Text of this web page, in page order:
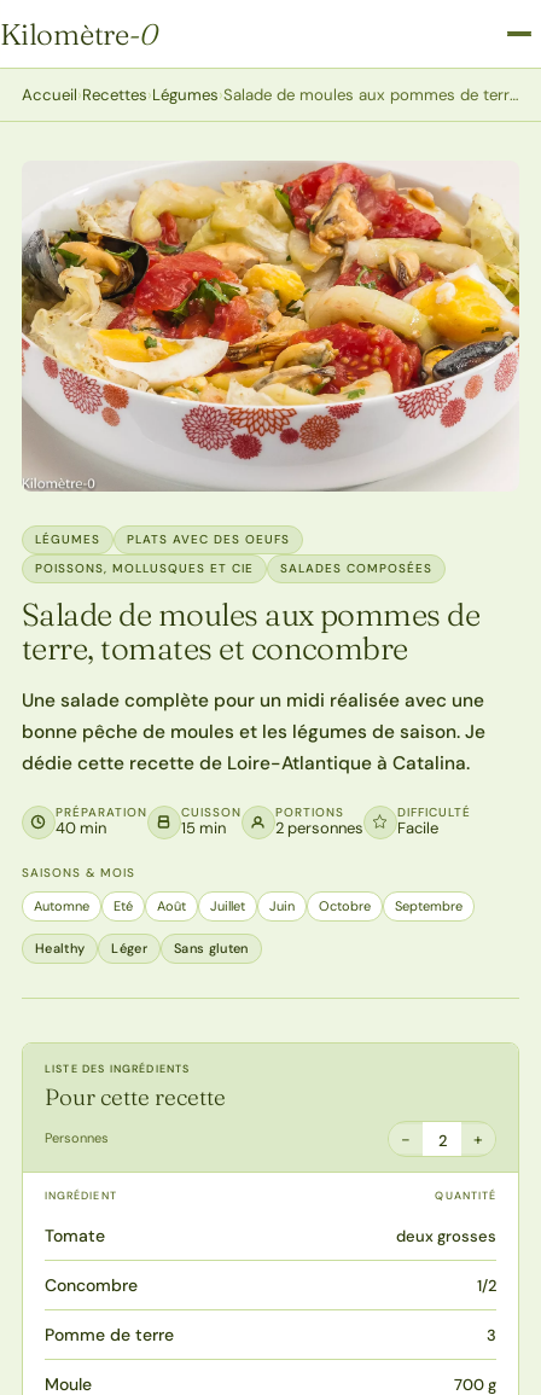
Kilomètre-0
Kilomètre-0
Accueil›Recettes›Légumes› Salade de moules aux pommes de terre, tomates et concombre
LÉGUMES
PLATS AVEC DES OEUFS
POISSONS, MOLLUSQUES ET CIE
SALADES COMPOSÉES
Salade de moules aux pommes de
terre, tomates et concombre
Une salade complète pour un midi réalisée avec une
bonne pêche de moules et les légumes de saison. Je
dédie cette recette de Loire-Atlantique à Catalina.
PRÉPARATION
40 min
CUISSON
15 min
PORTIONS
2 personnes
DIFFICULTÉ
Facile
SAISONS & MOIS
Automne Eté Août Juillet Juin Octobre Septembre
Healthy Léger Sans gluten
LISTE DES INGRÉDIENTS
Pour cette recette
Personnes − 2 +
INGRÉDIENT QUANTITÉ
Tomate deux grosses
Concombre 1/2
Pomme de terre 3
Moule 700 g